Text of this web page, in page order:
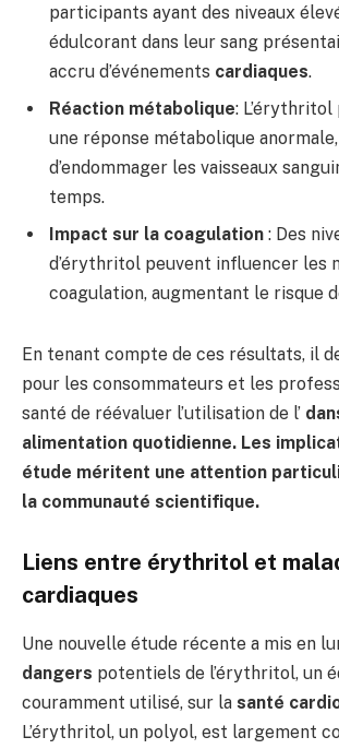
participants ayant des niveaux
édulcorant dans leur sang
accru d’événements cardiaques.
Réaction métabolique:
une réponse métabolique
d’endommager les vaisseaux
temps.
Impact sur la coagulation : Des
d’érythritol peuvent influencer les
coagulation, augmentant le risque
En tenant compte de ces résultats, il
pour les consommateurs et les
santé de réévaluer l’utilisation de l’
alimentation quotidienne. Les
étude méritent une attention
la communauté scientifique.
Liens entre érythritol et
cardiaques
Une nouvelle étude récente a mis en
dangers potentiels de l’érythritol, un
couramment utilisé, sur la santé
L’érythritol, un polyol, est largement